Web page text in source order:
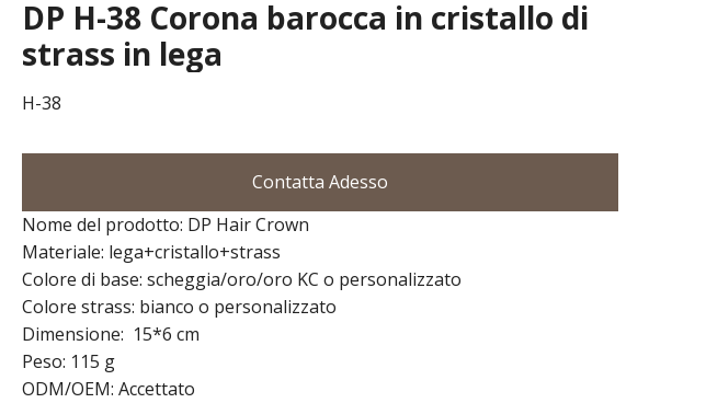
DP H-38 Corona barocca in cristallo di
strass in lega
H-38
Contatta Adesso
Nome del prodotto: DP Hair Crown
Materiale: lega+cristallo+strass
Colore di base: scheggia/oro/oro KC o personalizzato
Colore strass: bianco o personalizzato
Dimensione: 15*6 cm
Peso: 115 g
ODM/OEM: Accettato